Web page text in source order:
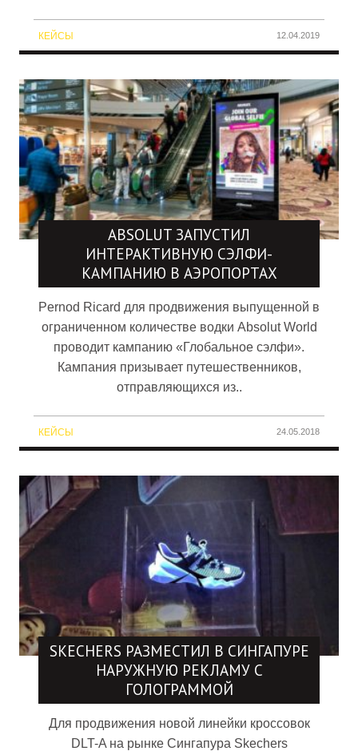
КЕЙСЫ 12.04.2019
ABSOLUT ЗАПУСТИЛ
ИНТЕРАКТИВНУЮ СЭЛФИ-
КАМПАНИЮ В АЭРОПОРТАХ
Pernod Ricard для продвижения выпущенной в
ограниченном количестве водки Absolut World
проводит кампанию «Глобальное сэлфи».
Кампания призывает путешественников,
отправляющихся из..
КЕЙСЫ 24.05.2018
SKECHERS РАЗМЕСТИЛ В СИНГАПУРЕ
НАРУЖНУЮ РЕКЛАМУ С
ГОЛОГРАММОЙ
Для продвижения новой линейки кроссовок
DLT-A на рынке Сингапура Skechers